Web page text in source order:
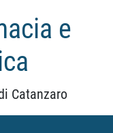
e
Catanzaro